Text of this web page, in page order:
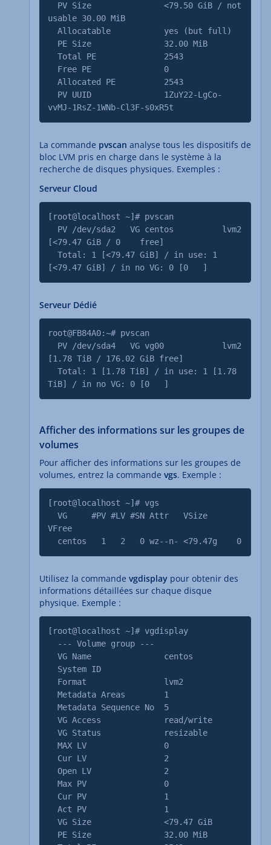
PV Size <79.50 GiB / not
usable 30.00 MiB
Allocatable yes (but full)
PE Size 32.00 MiB
Total PE 2543
Free PE 0
Allocated PE 2543
PV UUID 1ZuY22-LgCo-
vvMJ-1RsZ-1WNb-Cl3F-s0xR5t
La commande pvscan analyse tous les dispositifs de
bloc LVM pris en charge dans le système à la
recherche de disques physiques. Exemples :
Serveur Cloud
[root@localhost ~]# pvscan
PV /dev/sda2 VG centos lvm2
[<79.47 GiB / 0 free]
Total: 1 [<79.47 GiB] / in use: 1
[<79.47 GiB] / in no VG: 0 [0 ]
Serveur Dédié
root@FB84A0:~# pvscan
PV /dev/sda4 VG vg00 lvm2
[1.78 TiB / 176.02 GiB free]
Total: 1 [1.78 TiB] / in use: 1 [1.78
TiB] / in no VG: 0 [0 ]
Afficher des informations sur les groupes de
volumes
Pour afficher des informations sur les groupes de
volumes, entrez la commande vgs. Exemple :
[root@localhost ~]# vgs
VG #PV #LV #SN Attr VSize
VFree
centos 1 2 0 wz--n- <79.47g 0
Utilisez la commande vgdisplay pour obtenir des
informations détaillées sur chaque disque
physique. Exemple :
[root@localhost ~]# vgdisplay
--- Volume group ---
VG Name centos
System ID
Format lvm2
Metadata Areas 1
Metadata Sequence No 5
VG Access read/write
VG Status resizable
MAX LV 0
Cur LV 2
Open LV 2
Max PV 0
Cur PV 1
Act PV 1
VG Size <79.47 GiB
PE Size 32.00 MiB